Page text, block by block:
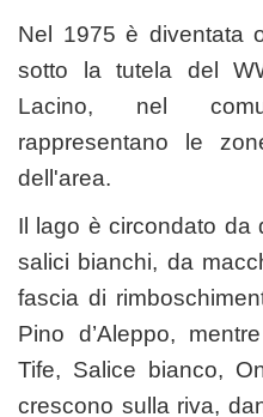
Nel 1975 è diventata
sotto la tutela del
Lacino, nel
rappresentano le
dell'area.
Il lago è circondato da
salici bianchi, da
fascia di
Pino d’Aleppo,
Tife, Salice bianco,
crescono sulla riva,